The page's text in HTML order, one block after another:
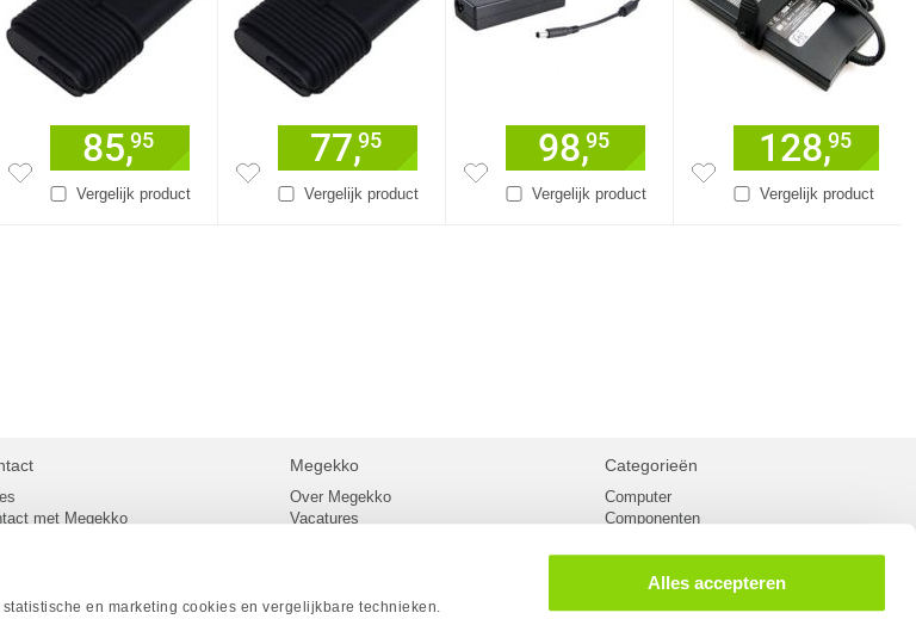
en marketing cookies en vergelijkbare technieken.
Alles accepteren
Vergelijk product
85,95
Vergelijk product
77,95
Vergelijk product
98,95
Vergelijk product
128,95
met Megekko
Megekko
Over Megekko
Vacatures
Sitemap
Categorieën
Computer
Componenten
Kabels
Netwerk